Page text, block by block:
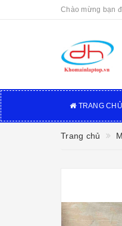
Chào mừng bạn
TRANG CHỦ
Trang chủ